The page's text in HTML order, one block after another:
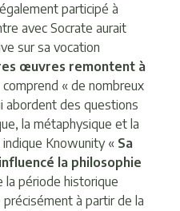
participé à
avec Socrate aurait
sur sa vocation
œuvres remontent à
« de nombreux
abordent des questions
la métaphysique et la
Knowunity « Sa
la philosophie
la période historique
à partir de la